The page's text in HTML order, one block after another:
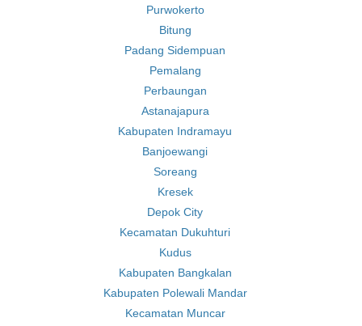
Purwokerto
Bitung
Padang Sidempuan
Pemalang
Perbaungan
Astanajapura
Kabupaten Indramayu
Banjoewangi
Soreang
Kresek
Depok City
Kecamatan Dukuhturi
Kudus
Kabupaten Bangkalan
Kabupaten Polewali Mandar
Kecamatan Muncar